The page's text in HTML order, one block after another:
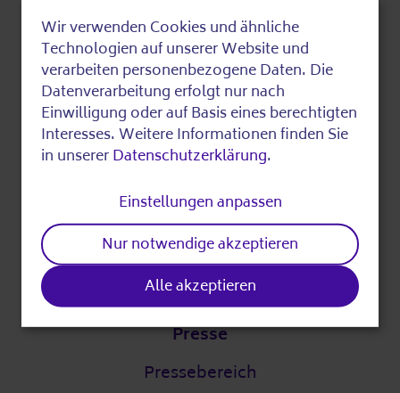
Über die AWO
Digitalstrategie
DigitalPakt Alter
Leichte Sprache
Partner
Unsere Partner
Presse
Pressebereich
Use
of
personal
data
and
cookies
Wir verwenden Cookies und ähnliche
Technologien auf unserer Website und
verarbeiten personenbezogene Daten. Die
Datenverarbeitung erfolgt nur nach
Einwilligung oder auf Basis eines berechtigten
Interesses. Weitere Informationen finden Sie
in unsererDatenschutzerklärung.
Einstellungen anpassen
Nur notwendige akzeptieren
Alle akzeptieren